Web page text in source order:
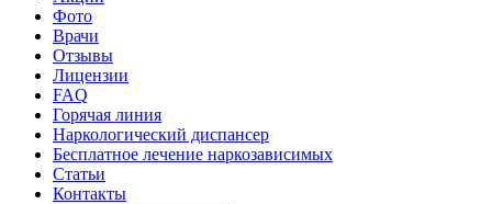
Фото
Врачи
Отзывы
Лицензии
FAQ
Горячая линия
Наркологический диспансер
Бесплатное лечение наркозависимых
Статьи
Контакты